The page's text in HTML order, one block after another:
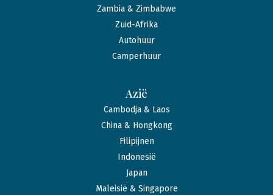
Zambia & Zimbabwe
Zuid-Afrika
Autohuur
Camperhuur
Azië
Cambodja & Laos
China & Hongkong
Filipijnen
Indonesië
Japan
Maleisië & Singapore